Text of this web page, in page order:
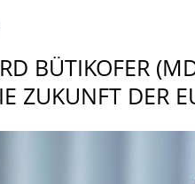
BÜTIKOFER
ZUKUNFT DER